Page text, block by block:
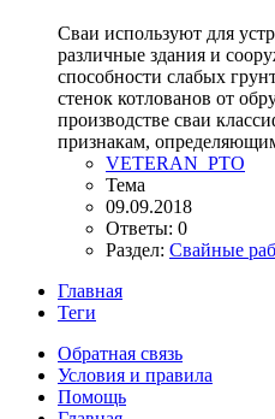
Сваи используют для
различные здания и
способности слабых
стенок котлованов от
производстве сваи
признакам,
VETERAN_PTO
Тема
09.09.2018
Ответы: 0
Раздел: Свайные
Главная
Теги
Обратная связь
Условия и правила
Помощь